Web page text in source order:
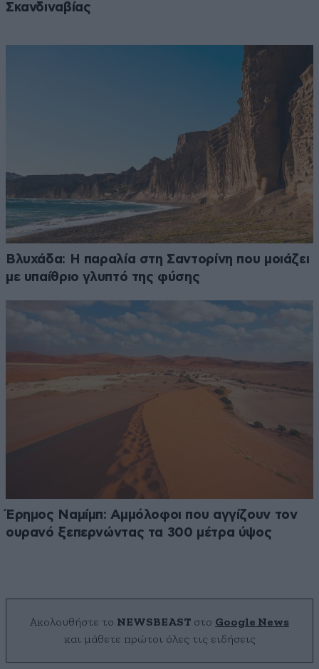
Σκανδιναβίας
Βλυχάδα: Η παραλία στη Σαντορίνη που μοιάζει
με υπαίθριο γλυπτό της φύσης
Έρημος Ναμίμπ: Αμμόλοφοι που αγγίζουν τον
ουρανό ξεπερνώντας τα 300 μέτρα ύψος
Ακολουθήστε το NEWSBEAST στο Google News
και μάθετε πρώτοι όλες τις ειδήσεις